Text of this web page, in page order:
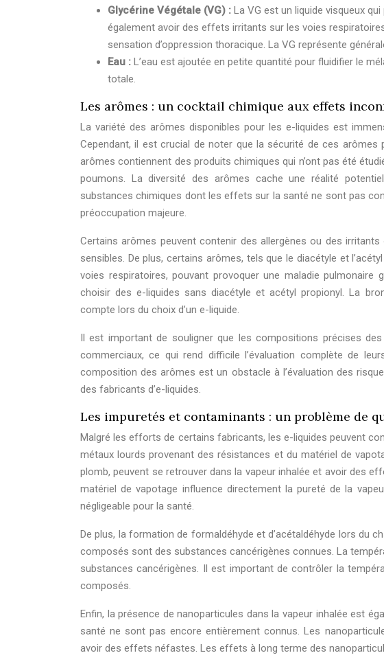
Glycérine Végétale (VG) : La VG est un liquide visqueux
également avoir des effets irritants sur les voies
sensation d’oppression thoracique. La VG représente
Eau : L’eau est ajoutée en petite quantité pour fluidifier le
totale.
Les arômes : un cocktail chimique aux effets
La variété des arômes disponibles pour les e-liquides est
Cependant, il est crucial de noter que la sécurité de ces arômes
arômes contiennent des produits chimiques qui n’ont pas été
poumons. La diversité des arômes cache une réalité
substances chimiques dont les effets sur la santé ne sont pas
préoccupation majeure.
Certains arômes peuvent contenir des allergènes ou des
sensibles. De plus, certains arômes, tels que le diacétyle et
voies respiratoires, pouvant provoquer une maladie
choisir des e-liquides sans diacétyle et acétyl propionyl. La
compte lors du choix d’un e-liquide.
Il est important de souligner que les compositions précises
commerciaux, ce qui rend difficile l’évaluation complète de
composition des arômes est un obstacle à l’évaluation des
des fabricants d’e-liquides.
Les impuretés et contaminants : un problème de
Malgré les efforts de certains fabricants, les e-liquides peuvent
métaux lourds provenant des résistances et du matériel de
plomb, peuvent se retrouver dans la vapeur inhalée et avoir des
matériel de vapotage influence directement la pureté de la
négligeable pour la santé.
De plus, la formation de formaldéhyde et d’acétaldéhyde lors du
composés sont des substances cancérigènes connues. La
substances cancérigènes. Il est important de contrôler la
composés.
Enfin, la présence de nanoparticules dans la vapeur inhalée est
santé ne sont pas encore entièrement connus. Les
avoir des effets néfastes. Les effets à long terme des